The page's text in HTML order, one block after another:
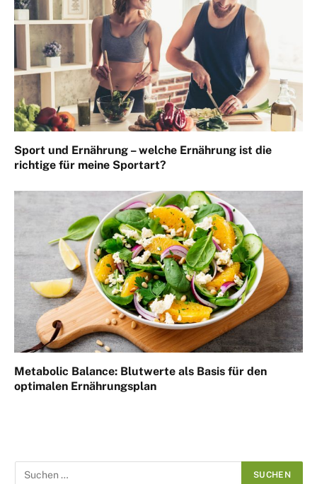
Sport und Ernährung – welche Ernährung ist die
richtige für meine Sportart?
Metabolic Balance: Blutwerte als Basis für den
optimalen Ernährungsplan